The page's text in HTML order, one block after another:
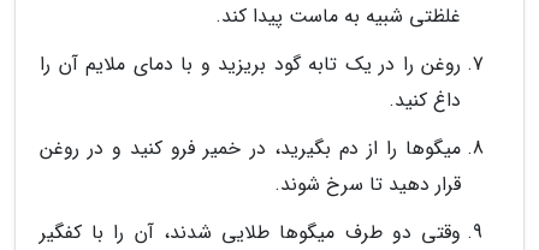
غلظتی شبیه به ماست پیدا کند.
روغن را در یک تابه گود بریزید و با دمای ملایم آن را
داغ کنید.
میگوها را از دم بگیرید، در خمیر فرو کنید و در روغن
قرار دهید تا سرخ شوند.
وقتی دو طرف میگوها طلایی شدند، آن را با کفگیر